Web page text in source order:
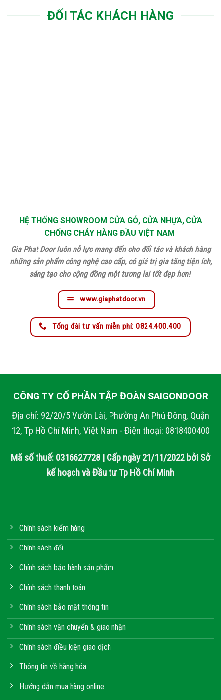
ĐỐI TÁC KHÁCH HÀNG
HỆ THỐNG SHOWROOM CỬA GỖ, CỬA NHỰA, CỬA
CHỐNG CHÁY HÀNG ĐẦU VIỆT NAM
Gia Phat Door luôn nỗ lực mang đến cho đối tác và khách hàng
những sản phẩm công nghệ cao cấp, có giá trị gia tăng tiện ích,
sáng tạo cho cộng đồng một tương lai tốt đẹp hơn!
www.giaphatdoor.vn
Tổng đài tư vấn miễn phí: 0824.400.400
CÔNG TY CỔ PHẦN TẬP ĐOÀN SAIGONDOOR
Địa chỉ: 92/20/5 Vườn Lài, Phường An Phú Đông, Quận
12, Tp Hồ Chí Minh, Việt Nam - Điện thoại: 0818400400
Mã số thuế: 0316627728 | Cấp ngày 21/11/2022 bởi Sở
kế hoạch và Đầu tư Tp Hồ Chí Minh
Chính sách kiểm hàng
Chính sách đổi
Chính sách bảo hành sản phẩm
Chính sách thanh toán
Chính sách bảo mật thông tin
Chính sách vận chuyển & giao nhận
Chính sách điều kiện giao dịch
Thông tin về hàng hóa
Hướng dẫn mua hàng online